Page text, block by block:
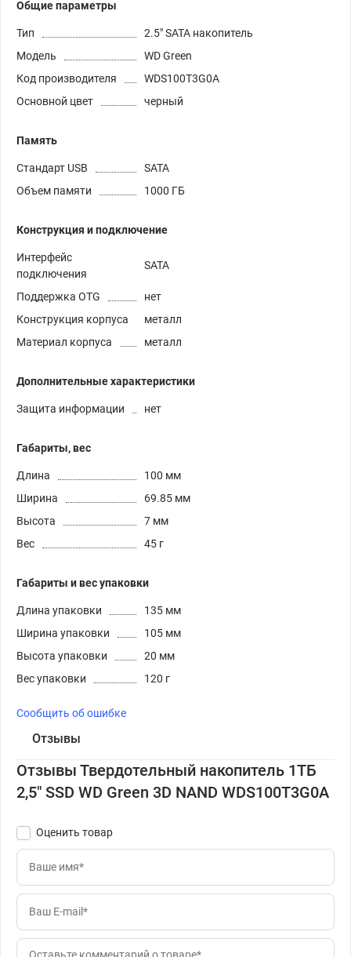
Общие параметры
Тип
2.5" SATA накопитель
Модель
WD Green
Код производителя
WDS100T3G0A
Основной цвет
черный
Память
Стандарт USB
SATA
Объем памяти
1000 ГБ
Конструкция и подключение
Интерфейс
подключения
SATA
Поддержка OTG
нет
Конструкция корпуса
металл
Материал корпуса
металл
Дополнительные характеристики
Защита информации нет
Габариты, вес
Длина
100 мм
Ширина
69.85 мм
Высота
7 мм
Вес
45 г
Габариты и вес упаковки
Длина упаковки
135 мм
Ширина упаковки
105 мм
Высота упаковки
20 мм
Вес упаковки
120 г
Сообщить об ошибке
Отзывы
Отзывы Твердотельный накопитель 1ТБ
2,5" SSD WD Green 3D NAND WDS100T3G0A
Оценить товар